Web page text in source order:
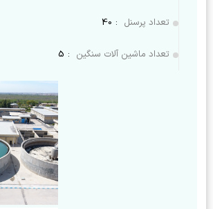
تعداد پرسنل :
40
تعداد ماشین آلات سنگین :
5